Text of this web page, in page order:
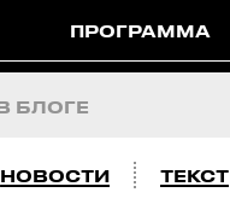
ПРОГРАММА
НОВОСТИ ТЕКСТ